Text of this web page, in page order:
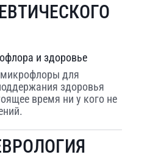
и здоровье
для
здоровья
время ни у кого не